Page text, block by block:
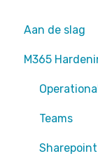
Aan de slag
M365
Teams
Sharepoint